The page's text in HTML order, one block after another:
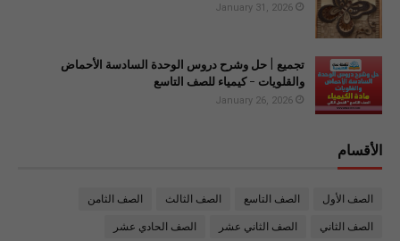
January 31, 2026
تجميع | حل وشرح دروس الوحدة السادسة الأحماض
والقلويات - كيمياء للصف التاسع
January 26, 2026
الأقسام
الصف الأول الصف التاسع الصف الثالث الصف الثامن
الصف الثاني الصف الثاني عشر الصف الحادي عشر